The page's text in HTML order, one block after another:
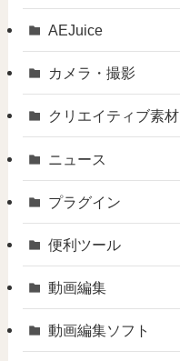
AEJuice
カメラ・撮影
クリエイティブ素材
ニュース
プラグイン
便利ツール
動画編集
動画編集ソフト